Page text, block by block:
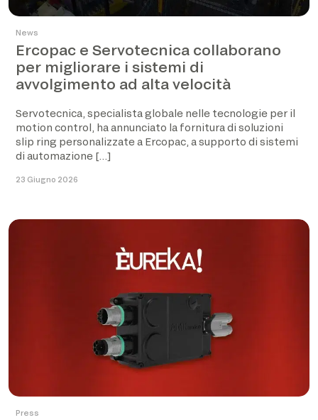
News
Ercopac e Servotecnica collaborano
per migliorare i sistemi di
avvolgimento ad alta velocità
Servotecnica, specialista globale nelle tecnologie per il
motion control, ha annunciato la fornitura di soluzioni
slip ring personalizzate a Ercopac, a supporto di sistemi
di automazione […]
23 Giugno 2026
Press